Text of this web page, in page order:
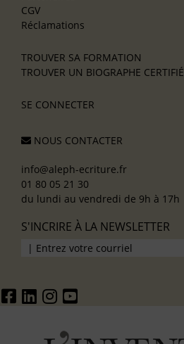
CGV
Réclamations
TROUVER SA FORMATION
TROUVER UN BIOGRAPHE CERTIFIÉ
SE CONNECTER
NOUS CONTACTER
info@aleph-ecriture.fr
01 80 05 21 30
du lundi au vendredi de 9h à 17h
S'INCRIRE À LA NEWSLETTER